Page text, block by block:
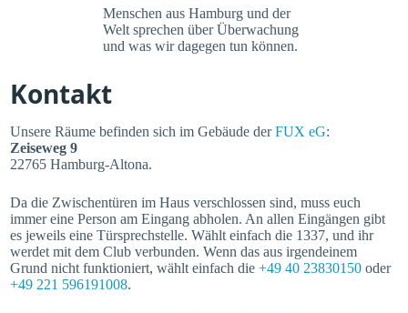
Menschen aus Hamburg und der
Welt sprechen über Überwachung
und was wir dagegen tun können.
Kontakt
Unsere Räume befinden sich im Gebäude derFUX eG:
Zeiseweg 9
22765 Hamburg-Altona.
Da die Zwischentüren im Haus verschlossen sind, muss euch
immer eine Person am Eingang abholen. An allen Eingängen gibt
es jeweils eine Türsprechstelle. Wählt einfach die 1337, und ihr
werdet mit dem Club verbunden. Wenn das aus irgendeinem
Grund nicht funktioniert, wählt einfach die+49 40 23830150 oder
+49 221 596191008.